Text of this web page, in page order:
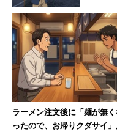
ラーメン注文後に「麺が無
ったので、お帰りクダサイ